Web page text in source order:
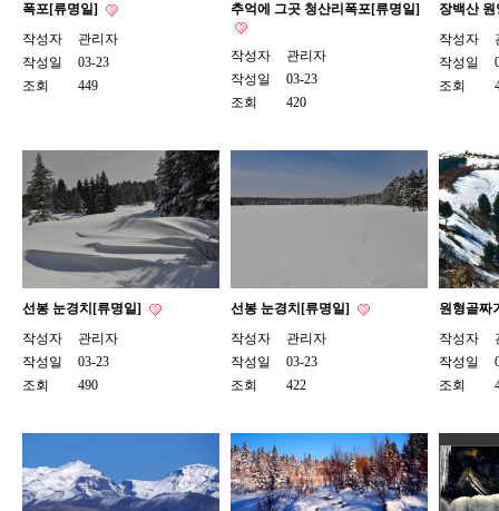
폭포[류명일]
작성자
관리자
작성일
03-23
조회
449
추억에 그곳 청산리폭포[류명일]
작성자
관리자
작성일
03-23
조회
420
장백산
작성자
작성일
조회
선봉 눈경치[류명일]
작성자
관리자
작성일
03-23
조회
490
선봉 눈경치[류명일]
작성자
관리자
작성일
03-23
조회
422
원형골짜
작성자
작성일
조회